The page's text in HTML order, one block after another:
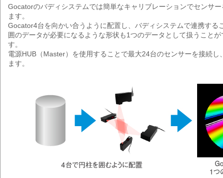
Gocatorのバディシステムでは簡単なキャリブレーションでセンサ
ます。
Gocator4台を向かい合うように配置し、バディシステムで連携する
囲のデータが必要になるような形状も1つのデータとして扱うこと
す。
電源HUB（Master）を使用することで最大24台のセンサーを接続し
ます。